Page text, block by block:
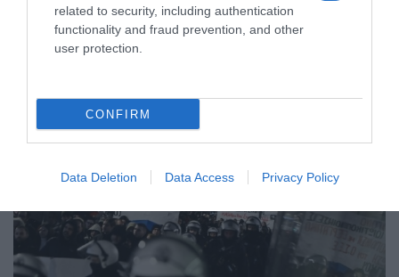
related to security, including authentication
functionality and fraud prevention, and other
user protection.
CONFIRM
Data Deletion Data Access Privacy Policy
αστυνομικοί
28.02.2025 - 16:17